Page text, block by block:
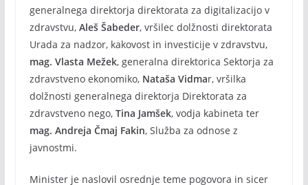
generalnega direktorja direktorata za digitalizacijo v
zdravstvu, Aleš Šabeder, vršilec dolžnosti direktorata
Urada za nadzor, kakovost in investicije v zdravstvu,
mag. Vlasta Mežek, generalna direktorica Sektorja za
zdravstveno ekonomiko, Nataša Vidmar, vršilka
dolžnosti generalnega direktorja Direktorata za
zdravstveno nego, Tina Jamšek, vodja kabineta ter
mag. Andreja Čmaj Fakin, Služba za odnose z
javnostmi.
Minister je naslovil osrednje teme pogovora in sicer